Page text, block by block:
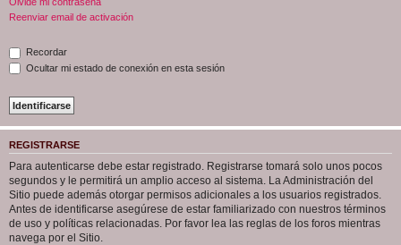
Reenviar email de activación
Recordar
Ocultar mi estado de conexión en esta sesión
REGISTRARSE
Para autenticarse debe estar registrado. Registrarse tomará solo unos pocos
segundos y le permitirá un amplio acceso al sistema. La Administración del
Sitio puede además otorgar permisos adicionales a los usuarios registrados.
Antes de identificarse asegúrese de estar familiarizado con nuestros términos
de uso y políticas relacionadas. Por favor lea las reglas de los foros mientras
navega por el Sitio.